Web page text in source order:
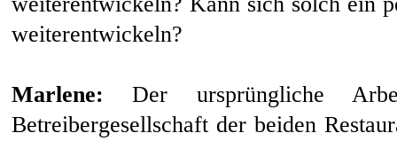
weiterentwickeln?
Marlene: Der ursprüngliche
Betreibergesellschaft der beiden